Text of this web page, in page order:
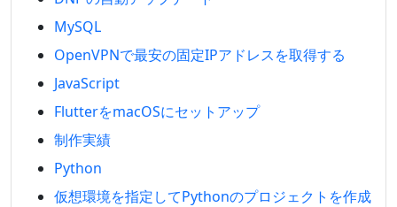
MySQL
OpenVPNで最安の固定IPアドレスを取得する
JavaScript
FlutterをmacOSにセットアップ
制作実績
Python
仮想環境を指定してPythonのプロジェクトを作成